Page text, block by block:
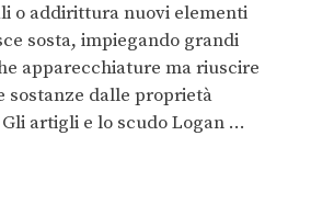
o addirittura nuovi elementi
sosta, impiegando grandi
apparecchiature ma riuscire
sostanze dalle proprietà
artigli e lo scudo Logan …